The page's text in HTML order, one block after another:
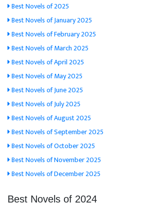
Best Novels of 2025
Best Novels of January 2025
Best Novels of February 2025
Best Novels of March 2025
Best Novels of April 2025
Best Novels of May 2025
Best Novels of June 2025
Best Novels of July 2025
Best Novels of August 2025
Best Novels of September 2025
Best Novels of October 2025
Best Novels of November 2025
Best Novels of December 2025
Best Novels of 2024